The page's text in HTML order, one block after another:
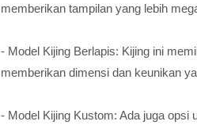
memberikan tampilan yang lebih
- Model Kijing Berlapis: Kijing ini
memberikan dimensi dan keunikan
- Model Kijing Kustom: Ada juga opsi